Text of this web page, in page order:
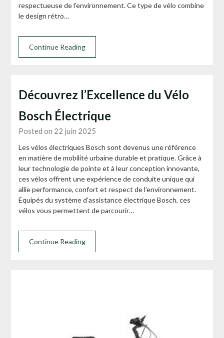
respectueuse de l’environnement. Ce type de vélo combine
le design rétro…
Continue Reading
Découvrez l’Excellence du Vélo
Bosch Électrique
Posted on 22 juin 2025
Les vélos électriques Bosch sont devenus une référence
en matière de mobilité urbaine durable et pratique. Grâce à
leur technologie de pointe et à leur conception innovante,
ces vélos offrent une expérience de conduite unique qui
allie performance, confort et respect de l’environnement.
Équipés du système d’assistance électrique Bosch, ces
vélos vous permettent de parcourir…
Continue Reading